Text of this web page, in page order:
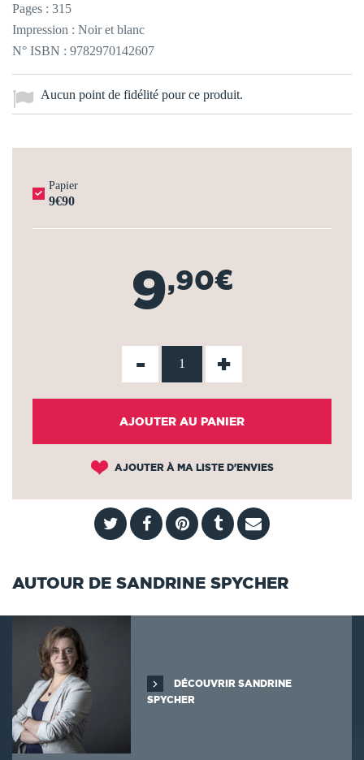
Pages : 315
Impression : Noir et blanc
N° ISBN : 9782970142607
Aucun point de fidélité pour ce produit.
Papier
9€90
9,90€
- +
AJOUTER AU PANIER
AJOUTER À MA LISTE D'ENVIES
AUTOUR DE SANDRINE SPYCHER
DÉCOUVRIR SANDRINE
SPYCHER